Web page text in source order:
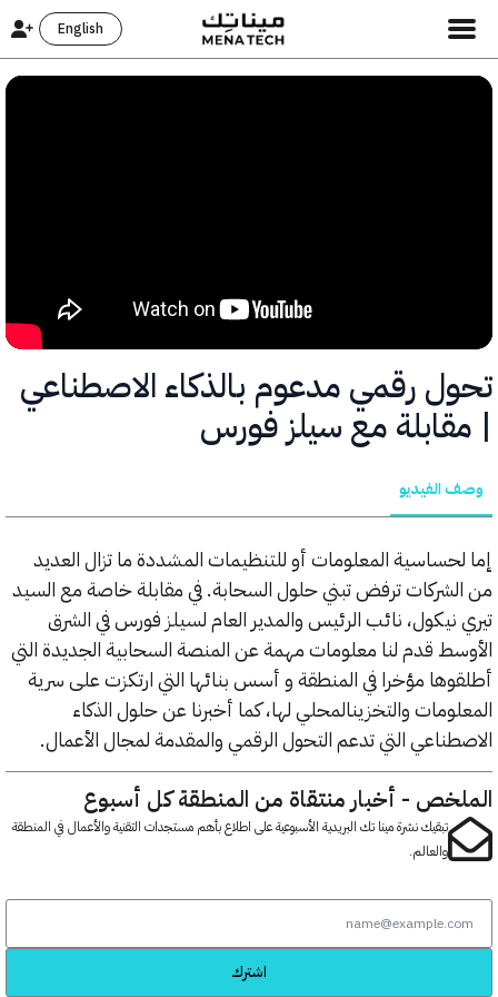
English
رقمي مدعوم بالذكاء الاصطناعي
مع سيلز فورس
المعلومات أو للتنظيمات المشددة ما تزال العديد
ترفض تبني حلول السحابة. في مقابلة خاصة مع السيد
نائب الرئيس والمدير العام لسيلز فورس في الشرق
قدم لنا معلومات مهمة عن المنصة السحابية الجديدة التي
مؤخرا في المنطقة و أسس بنائها التي ارتكزت على سرية
والتخزينالمحلي لها، كما أخبرنا عن حلول الذكاء
التي تدعم التحول الرقمي والمقدمة لمجال الأعمال.
- أخبار منتقاة من المنطقة كل أسبوع
تبقيك نشرة مينا تك البريدية الأسبوعية على اطلاع بأهم مستجدات التقنية والأعمال في المنطقة
والعالم.